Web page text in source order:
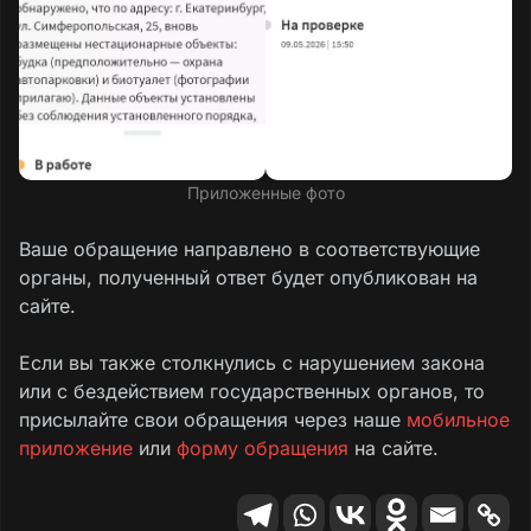
Приложенные фото
Ваше обращение направлено в соответствующие
органы, полученный ответ будет опубликован на
сайте.
Если вы также столкнулись с нарушением закона
или с бездействием государственных органов, то
присылайте свои обращения через наше мобильное
приложение или форму обращения на сайте.